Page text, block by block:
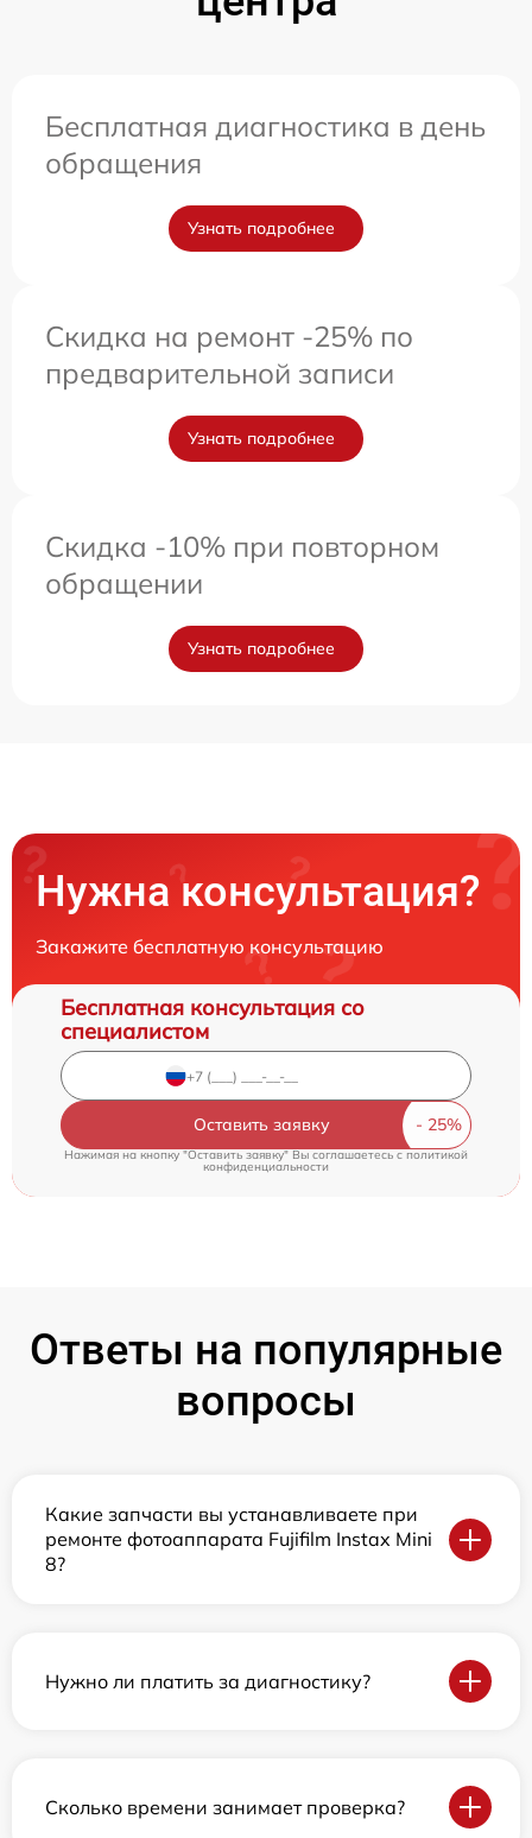
Бесплатная диагностика в день
обращения
Узнать подробнее
Скидка на ремонт -25% по
предварительной записи
Узнать подробнее
Скидка -10% при повторном
обращении
Узнать подробнее
Нужна консультация?
Закажите бесплатную консультацию
Бесплатная консультация со
специалистом
Оставить заявку
Нажимая на кнопку "Оставить заявку" Вы соглашаетесь c политикой
конфиденциальности
Ответы на популярные
вопросы
Какие запчасти вы устанавливаете при
ремонте фотоаппарата Fujifilm Instax Mini
8?
Нужно ли платить за диагностику?
Сколько времени занимает проверка?